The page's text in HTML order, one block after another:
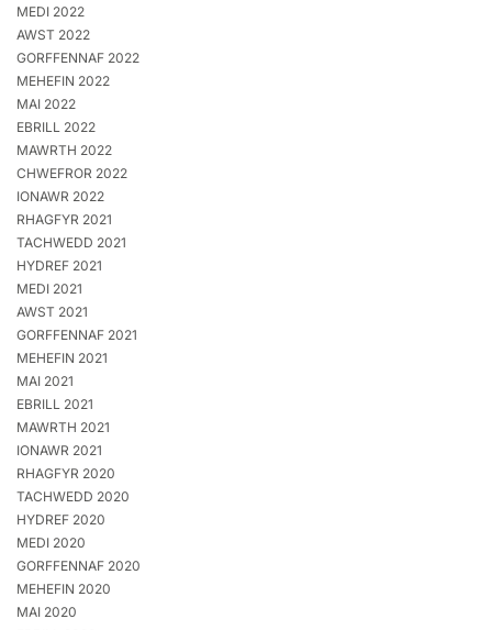
MEDI 2022
AWST 2022
GORFFENNAF 2022
MEHEFIN 2022
MAI 2022
EBRILL 2022
MAWRTH 2022
CHWEFROR 2022
IONAWR 2022
RHAGFYR 2021
TACHWEDD 2021
HYDREF 2021
MEDI 2021
AWST 2021
GORFFENNAF 2021
MEHEFIN 2021
MAI 2021
EBRILL 2021
MAWRTH 2021
IONAWR 2021
RHAGFYR 2020
TACHWEDD 2020
HYDREF 2020
MEDI 2020
GORFFENNAF 2020
MEHEFIN 2020
MAI 2020